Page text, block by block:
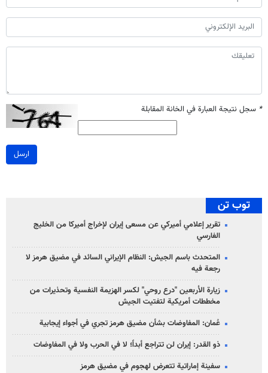
* سجل نتيجة العبارة في الخانة المقابلة
ارسل
توب تن
تقرير إعلامي أميركي عن مسعى إيران لإخراج أميركا من الخليج
الفارسي
المتحدث باسم الجيش: النظام الإيراني السائد في مضيق هرمز لا
رجعة فيه
زيارة الأربعين "درع روحي" لكسر الهزيمة النفسية وتحذيرات من
مخططات أمريكية لتفتيت الجيش
عُمان: المفاوضات بشأن مضيق هرمز تجري في أجواء إيجابية
ذو القدر: إيران لن تتراجع أبداً؛ لا في الحرب ولا في المفاوضات
سفينة إماراتية تتعرض لهجوم في مضيق هرمز